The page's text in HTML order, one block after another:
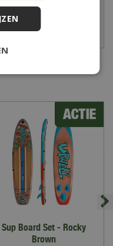
Sup Board Set - Rocky
Brown